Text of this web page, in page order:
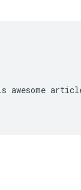
awesome